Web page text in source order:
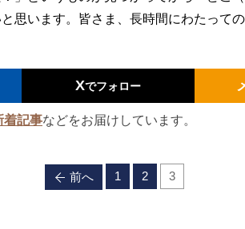
思います。皆さま、長時間にわたって
Xでフォロー
着記事などをお届けしています。
前へ 1 2 3